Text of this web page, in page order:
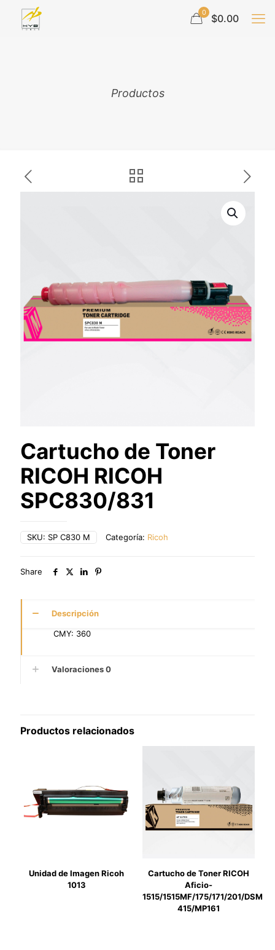
0 $0.00
Productos
Cartucho de Toner
RICOH RICOH
SPC830/831
SKU: SP C830 M Categoría: Ricoh
Share
Descripción
CMY: 360
Valoraciones0
Productos relacionados
Unidad de Imagen Ricoh
1013
Cartucho de Toner RICOH
Aficio-
1515/1515MF/175/171/201/DSM
415/MP161